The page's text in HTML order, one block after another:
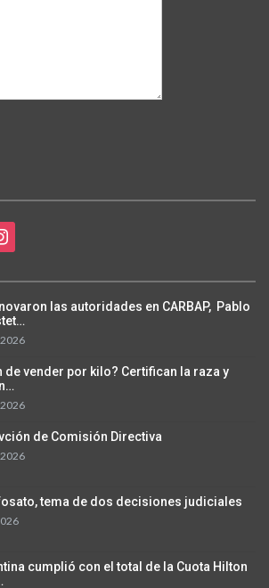
las autoridades en CARBAP, Pablo
de vender por kilo? Certifican la raza y
de Comisión Directiva
tema de dos decisiones judiciales
cumplió con el total de la Cuota Hilton